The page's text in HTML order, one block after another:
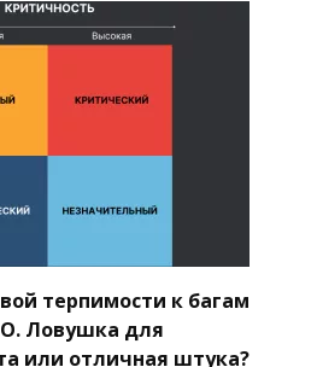
терпимости к багам
Ловушка для
или отличная штука?